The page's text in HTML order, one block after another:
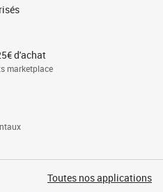
d'achat
marketplace
Toutes nos applications